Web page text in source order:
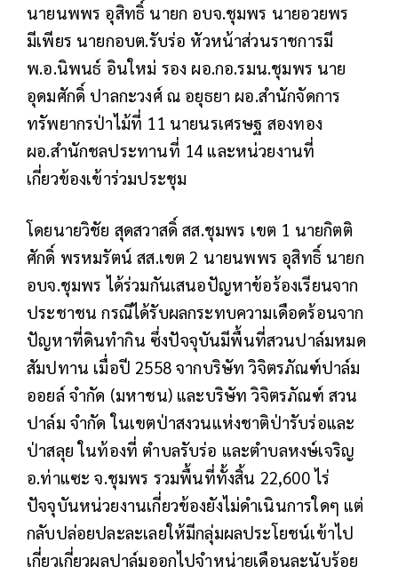
นายนพพร อุสิทธิ์ นายก อบจ.ชุมพร นายอวยพร
มีเพียร นายกอบต.รับร่อ หัวหน้าส่วนราชการมี
พ.อ.นิพนธ์ อินใหม่ รอง ผอ.กอ.รมน.ชุมพร นาย
อุดมศักดิ์ ปาลกะวงศ์ ณ อยุธยา ผอ.สำนักจัดการ
ทรัพยากรป่าไม้ที่ 11 นายนรเศรษฐ สองทอง
ผอ.สำนักชลประทานที่ 14 และหน่วยงานที่
เกี่ยวข้องเข้าร่วมประชุม
โดยนายวิชัย สุดสวาสดิ์ สส.ชุมพร เขต 1 นายกิตติ
ศักดิ์ พรหมรัตน์ สส.เขต 2 นายนพพร อุสิทธิ์ นายก
อบจ.ชุมพร ได้ร่วมกันเสนอปัญหาข้อร้องเรียนจาก
ประชาชน กรณีได้รับผลกระทบความเดือดร้อนจาก
ปัญหาที่ดินทำกิน ซึ่งปัจจุบันมีพื้นที่สวนปาล์มหมด
สัมปทาน เมื่อปี 2558 จากบริษัท วิจิตรภัณฑ์ปาล์ม
ออยล์ จำกัด (มหาชน) และบริษัท วิจิตรภัณฑ์ สวน
ปาล์ม จำกัด ในเขตป่าสงวนแห่งชาติป่ารับร่อและ
ป่าสลุย ในท้องที่ ตำบลรับร่อ และตำบลหงษ์เจริญ
อ.ท่าแซะ จ.ชุมพร รวมพื้นที่ทั้งสิ้น 22,600 ไร่
ปัจจุบันหน่วยงานเกี่ยวข้องยังไม่ดำเนินการใดๆ แต่
กลับปล่อยปละละเลยให้มีกลุ่มผลประโยชน์เข้าไป
เกี่ยวเกี่ยวผลปาล์มออกไปจำหน่ายเดือนละนับร้อย